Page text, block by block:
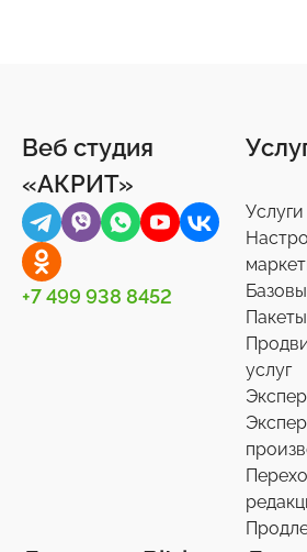
Ремонт6
Спорт, туризм, отдых
Товары для животных
Украшения, аксессуары1
1С-Битрикс: Управление
Битрикс2475
Корпоративный портал71
Отзывы, комментарии 12
Подписки и рассылки 10
Другое44
Задачи24
Импорт/экспорт
Веб студия
«АКРИТ»
+7 499 938 8452
услуг